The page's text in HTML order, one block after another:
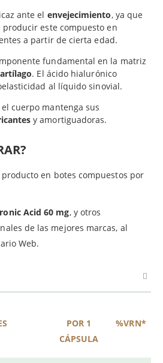
ante el envejecimiento, ya que
este compuesto en
a partir de cierta edad.
fundamental en la matriz
. El ácido hialurónico
al líquido sinovial.
cuerpo mantenga sus
y amortiguadoras.
en botes compuestos por
Acid 60 mg, y otros
de las mejores marcas, al
Web.
POR 1
CÁPSULA
%VRN*